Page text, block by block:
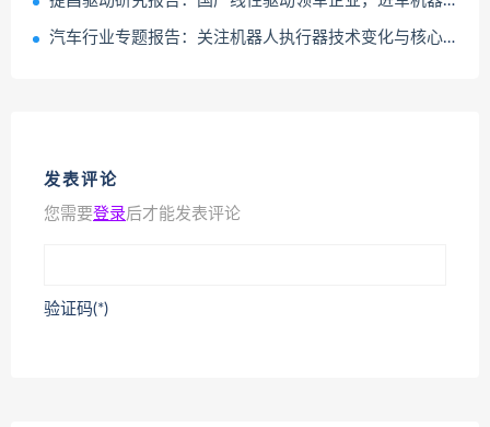
汽车行业专题报告：关注机器人执行器技术变化与核心标的
发表评论
您需要登录后才能发表评论
验证码(*)